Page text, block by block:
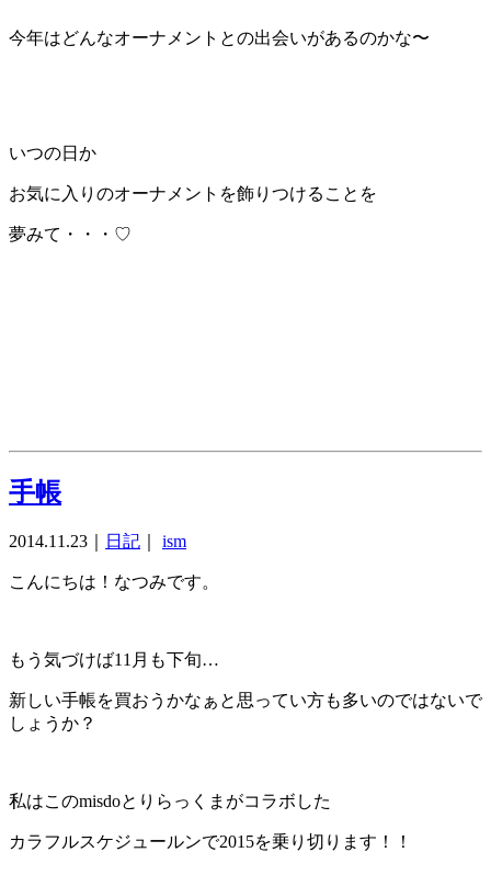
今年はどんなオーナメントとの出会いがあるのかな〜
いつの日か
お気に入りのオーナメントを飾りつけることを
夢みて・・・♡
手帳
2014.11.23 日記 ism
こんにちは！なつみです。
もう気づけば11月も下旬…
新しい手帳を買おうかなぁと思ってい方も多いのではないで
しょうか？
私はこのmisdoとりらっくまがコラボした
カラフルスケジュールンで2015を乗り切ります！！